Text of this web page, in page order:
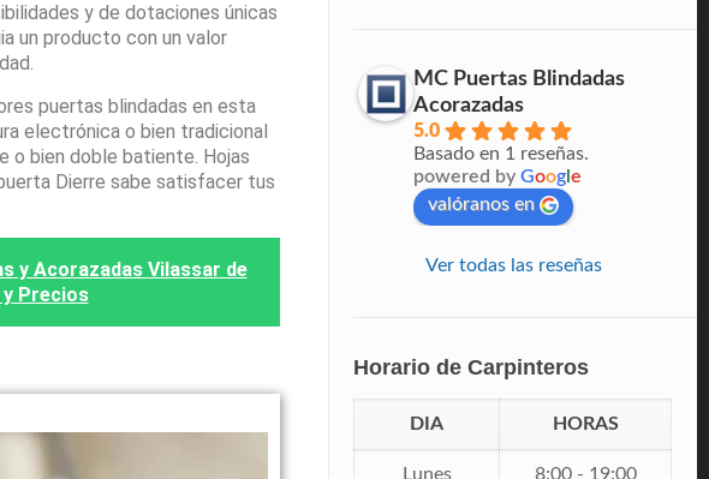
y de dotaciones únicas
un producto con un valor
puertas blindadas en esta
electrónica o bien tradicional
o bien doble batiente. Hojas
Dierre sabe satisfacer tus
y Acorazadas Vilassar de
Precios
MC Puertas Blindadas
Acorazadas
5.0
Basado en 1 reseñas.
powered byGoog le
valóranos en
Ver todas las reseñas
Horario de Carpinteros
DIA HORAS
Lunes 8:00 - 19:00